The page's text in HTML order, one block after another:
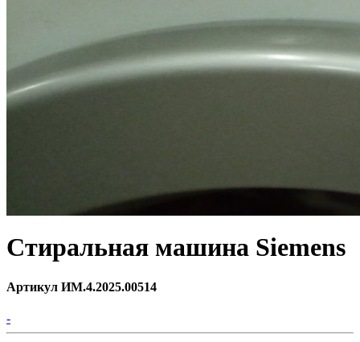
Стиральная машина Siemens
Артикул ИМ.4.2025.00514
-